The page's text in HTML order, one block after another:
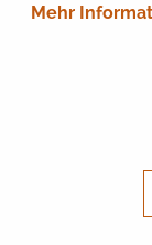
Mehr